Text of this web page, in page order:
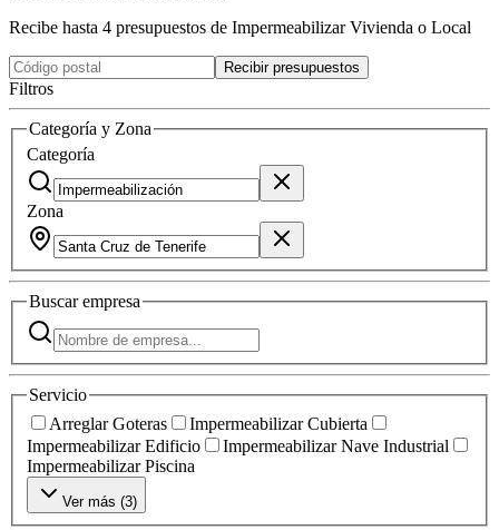
Recibe hasta 4 presupuestos de Impermeabilizar Vivienda o Local
Recibir presupuestos
Filtros
Categoría y Zona
Categoría
Zona
Buscarempresa
Servicio
Arreglar Goteras
Impermeabilizar Cubierta
Impermeabilizar Edificio
Impermeabilizar Nave Industrial
Impermeabilizar Piscina
Ver más (3)